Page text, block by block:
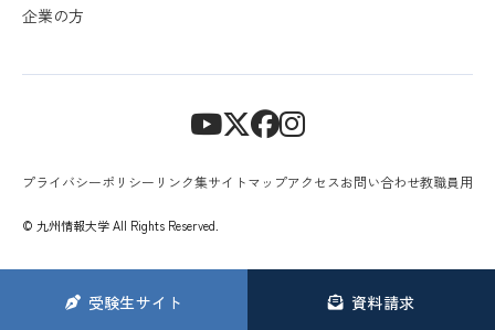
受験生サイト 資料請求
企業の方
プライバシーポリシー リンク集サイトマップアクセスお問い合わせ教職員用
© 九州情報大学 All Rights Reserved.